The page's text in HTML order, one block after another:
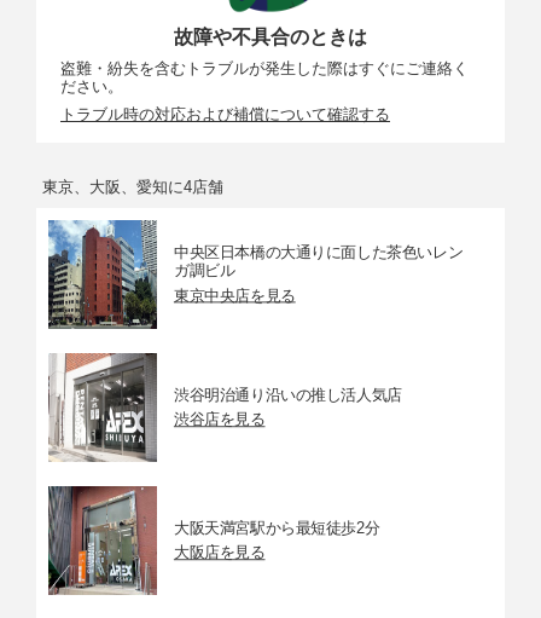
故障や不具合のときは
盗難・紛失を含むトラブルが発生した際はすぐにご連絡く
ださい。
トラブル時の対応および補償について確認する
東京、大阪、愛知に4店舗
中央区日本橋の大通りに面した茶色いレン
ガ調ビル
東京中央店を見る
渋谷明治通り沿いの推し活人気店
渋谷店を見る
大阪天満宮駅から最短徒歩2分
大阪店を見る